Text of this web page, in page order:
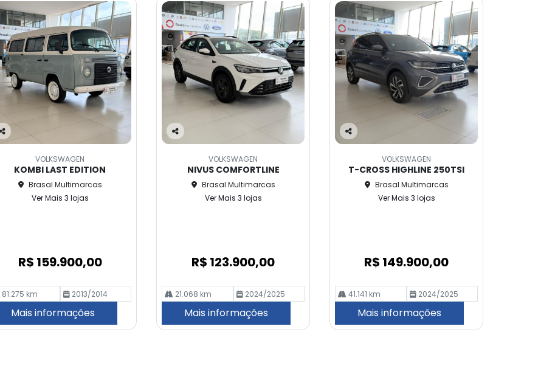
VOLKSWAGEN
KOMBI LAST EDITION
Brasal Multimarcas
Ver Mais 3 lojas
R$ 159.900,00
81.275 km 2013/2014
Mais informações
Co
VOLKSWAGEN
NIVUS COMFORTLINE
Brasal Multimarcas
Ver Mais 3 lojas
R$ 123.900,00
21.068 km 2024/2025
Mais informações
Co
rtil
VOLKSWAGEN
T-CROSS HIGHLINE 250TSI
Brasal Multimarcas
Ver Mais 3 lojas
R$ 149.900,00
41.141 km 2024/2025
Mais informações